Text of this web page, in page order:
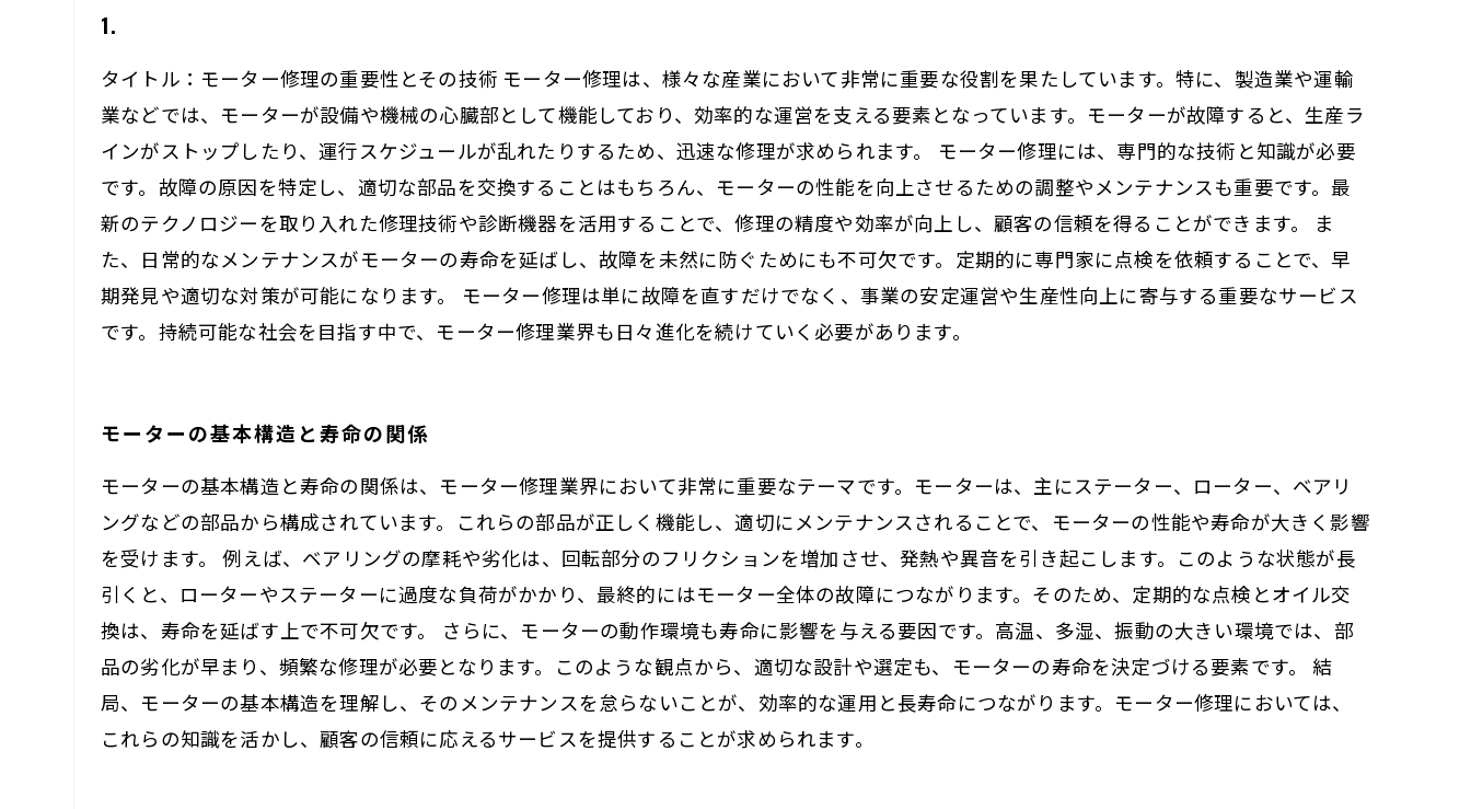
1.
タイトル：モーター修理の重要性とその技術 モーター修理は、様々な産業において非常に重要な役割を果たしています。特に、製造業や運輸
業などでは、モーターが設備や機械の心臓部として機能しており、効率的な運営を支える要素となっています。モーターが故障すると、生産ラ
インがストップしたり、運行スケジュールが乱れたりするため、迅速な修理が求められます。 モーター修理には、専門的な技術と知識が必要
です。故障の原因を特定し、適切な部品を交換することはもちろん、モーターの性能を向上させるための調整やメンテナンスも重要です。最
新のテクノロジーを取り入れた修理技術や診断機器を活用することで、修理の精度や効率が向上し、顧客の信頼を得ることができます。 ま
た、日常的なメンテナンスがモーターの寿命を延ばし、故障を未然に防ぐためにも不可欠です。定期的に専門家に点検を依頼することで、早
期発見や適切な対策が可能になります。 モーター修理は単に故障を直すだけでなく、事業の安定運営や生産性向上に寄与する重要なサービス
です。持続可能な社会を目指す中で、モーター修理業界も日々進化を続けていく必要があります。
モーターの基本構造と寿命の関係
モーターの基本構造と寿命の関係は、モーター修理業界において非常に重要なテーマです。モーターは、主にステーター、ローター、ベアリ
ングなどの部品から構成されています。これらの部品が正しく機能し、適切にメンテナンスされることで、モーターの性能や寿命が大きく影響
を受けます。 例えば、ベアリングの摩耗や劣化は、回転部分のフリクションを増加させ、発熱や異音を引き起こします。このような状態が長
引くと、ローターやステーターに過度な負荷がかかり、最終的にはモーター全体の故障につながります。そのため、定期的な点検とオイル交
換は、寿命を延ばす上で不可欠です。 さらに、モーターの動作環境も寿命に影響を与える要因です。高温、多湿、振動の大きい環境では、部
品の劣化が早まり、頻繁な修理が必要となります。このような観点から、適切な設計や選定も、モーターの寿命を決定づける要素です。 結
局、モーターの基本構造を理解し、そのメンテナンスを怠らないことが、効率的な運用と長寿命につながります。モーター修理においては、
これらの知識を活かし、顧客の信頼に応えるサービスを提供することが求められます。